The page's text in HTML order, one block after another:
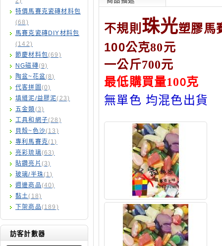
特價馬賽克瓷磚材料包
(68)
馬賽克瓷磚DIY材料包
(142)
節慶材料包(69)
NG磁磚(9)
陶盆~花盆(8)
代客拼圖 (0)
填縫泥/益膠泥(23)
五金類 (3)
工具和網子(28)
貝殼~色沙(13)
專利馬賽克(1)
亮彩琉璃(63)
貼鑽亮片 (3)
玻璃/半珠(1)
週邊商品(40)
黏土(18)
下架商品(189)
訪客計數器
不規則 珠光塑膠馬
100公克80元
一公斤700元
最低購買量100克
無單色 均混色出貨